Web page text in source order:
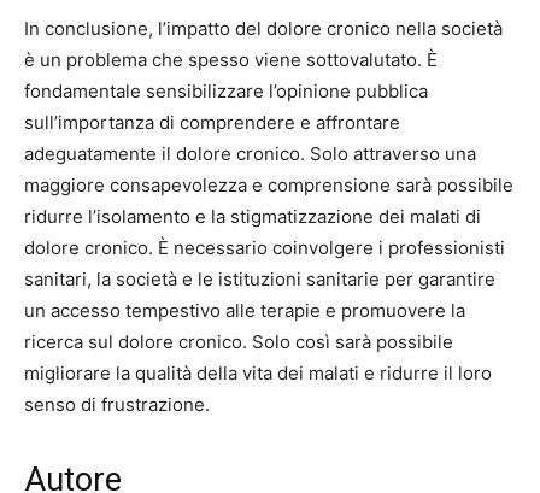
In conclusione, l’impatto del dolore cronico nella società
è un problema che spesso viene sottovalutato. È
fondamentale sensibilizzare l’opinione pubblica
sull’importanza di comprendere e affrontare
adeguatamente il dolore cronico. Solo attraverso una
maggiore consapevolezza e comprensione sarà possibile
ridurre l’isolamento e la stigmatizzazione dei malati di
dolore cronico. È necessario coinvolgere i professionisti
sanitari, la società e le istituzioni sanitarie per garantire
un accesso tempestivo alle terapie e promuovere la
ricerca sul dolore cronico. Solo così sarà possibile
migliorare la qualità della vita dei malati e ridurre il loro
senso di frustrazione.
Autore